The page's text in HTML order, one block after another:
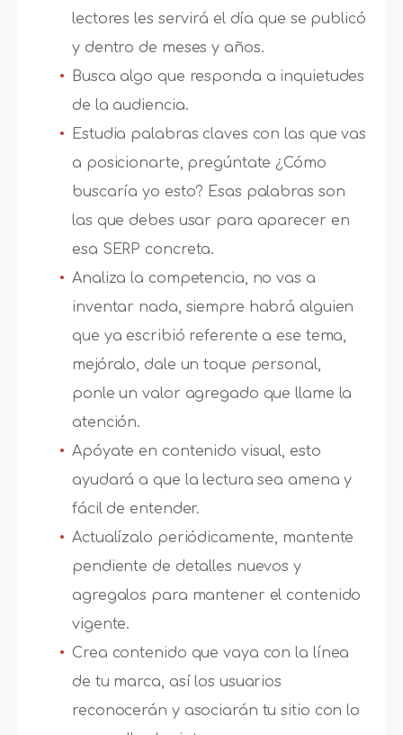
lectores les servirá el día que se publicó
y dentro de meses y años.
Busca algo que responda a inquietudes
de la audiencia.
Estudia palabras claves con las que vas
a posicionarte, pregúntate ¿Cómo
buscaría yo esto? Esas palabras son
las que debes usar para aparecer en
esa SERP concreta.
Analiza la competencia, no vas a
inventar nada, siempre habrá alguien
que ya escribió referente a ese tema,
mejóralo, dale un toque personal,
ponle un valor agregado que llame la
atención.
Apóyate en contenido visual, esto
ayudará a que la lectura sea amena y
fácil de entender.
Actualízalo periódicamente, mantente
pendiente de detalles nuevos y
agregalos para mantener el contenido
vigente.
Crea contenido que vaya con la línea
de tu marca, así los usuarios
reconocerán y asociarán tu sitio con lo